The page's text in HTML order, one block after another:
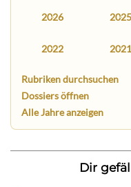
2026 2025
2022 2021
Rubriken durchsuchen
Dossiers öffnen
Alle Jahre anzeigen
Dir